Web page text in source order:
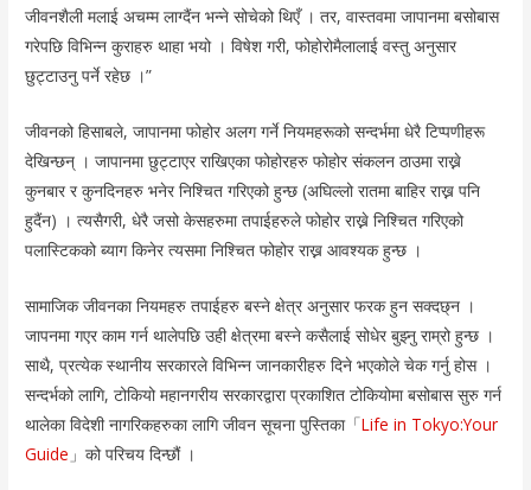
जीवनशैली मलाई अचम्म लाग्दैंन भन्ने सोचेको थिएँ । तर, वास्तवमा जापानमा बसोबास
गरेपछि विभिन्न कुराहरु थाहा भयो । विषेश गरी, फोहोरोमैलालाई वस्तु अनुसार
छुट्टाउनु पर्ने रहेछ ।”
जीवनको हिसाबले, जापानमा फोहोर अलग गर्ने नियमहरूको सन्दर्भमा धेरै टिप्पणीहरू
देखिन्छन् । जापानमा छुट्टाएर राखिएका फोहोरहरु फोहोर संकलन ठाउमा राख्ने
कुनबार र कुनदिनहरु भनेर निश्चित गरिएको हुन्छ (अघिल्लो रातमा बाहिर राख्न पनि
हुदैंन) । त्यसैगरी, धेरै जसो केसहरुमा तपाईहरुले फोहोर राख्ने निश्चित गरिएको
पलास्टिकको ब्याग किनेर त्यसमा निश्चित फोहोर राख्न आवश्यक हुन्छ ।
सामाजिक जीवनका नियमहरु तपाईहरु बस्ने क्षेत्र अनुसार फरक हुन सक्दछ्न ।
जापनमा गएर काम गर्न थालेपछि उही क्षेत्रमा बस्ने कसैलाई सोधेर बुझ्नु राम्रो हुन्छ ।
साथै, प्रत्येक स्थानीय सरकारले विभिन्न जानकारीहरु दिने भएकोले चेक गर्नु होस ।
सन्दर्भको लागि, टोकियो महानगरीय सरकारद्वारा प्रकाशित टोकियोमा बसोबास सुरु गर्न
थालेका विदेशी नागरिकहरुका लागि जीवन सूचना पुस्तिका「Life in Tokyo:Your
Guide 」को परिचय दिन्छौं ।